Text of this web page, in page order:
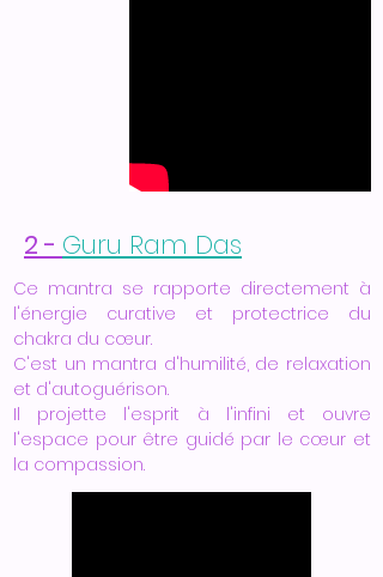
​2 - Guru Ram Das
Ce mantra se rapporte directement à
l'énergie curative et protectrice du
chakra du cœur.
C'est un mantra d'humilité, de relaxation
et d'autoguérison.
Il projette l'esprit à l'infini et ouvre
l'espace pour être guidé par le cœur et
la compassion.